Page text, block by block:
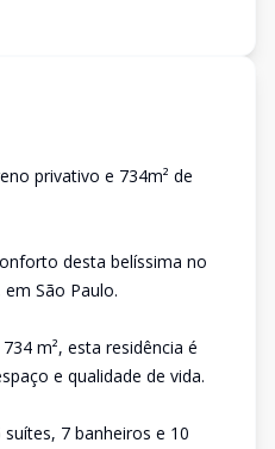
privativo e 734m² de
desta belíssima no
São Paulo.
m², esta residência é
e qualidade de vida.
7 banheiros e 10